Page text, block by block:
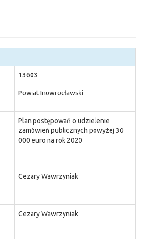
13603
Powiat Inowrocławski
Plan postępowań o udzielenie
zamówień publicznych powyżej 30
000 euro na rok 2020
Cezary Wawrzyniak
Cezary Wawrzyniak